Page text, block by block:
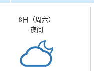
8日（周六）
夜间